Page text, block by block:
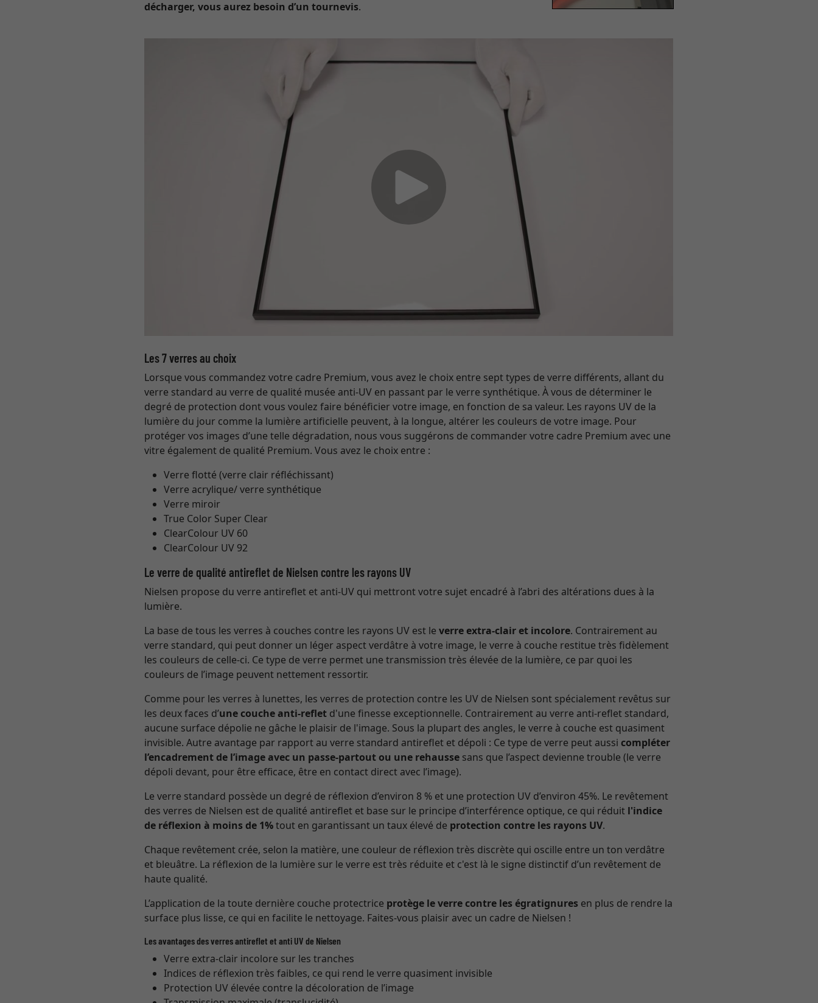
décharger, vous aurez besoin d’un tournevis.
Les 7 verres au choix
Lorsque vous commandez votre cadre Premium, vous avez le choix entre sept types de verre différents, allant du
verre standard au verre de qualité musée anti-UV en passant par le verre synthétique. À vous de déterminer le
degré de protection dont vous voulez faire bénéficier votre image, en fonction de sa valeur. Les rayons UV de la
lumière du jour comme la lumière artificielle peuvent, à la longue, altérer les couleurs de votre image. Pour
protéger vos images d’une telle dégradation, nous vous suggérons de commander votre cadre Premium avec une
vitre également de qualité Premium. Vous avez le choix entre :
Verre flotté (verre clair réfléchissant)
Verre acrylique/ verre synthétique
Verre miroir
True Color Super Clear
ClearColour UV 60
ClearColour UV 92
Le verre de qualité antireflet de Nielsen contre les rayons UV
Nielsen propose du verre antireflet et anti-UV qui mettront votre sujet encadré à l’abri des altérations dues à la
lumière.
La base de tous les verres à couches contre les rayons UV est leverre extra-clair et incolore. Contrairement au
verre standard, qui peut donner un léger aspect verdâtre à votre image, le verre à couche restitue très fidèlement
les couleurs de celle-ci. Ce type de verre permet une transmission très élevée de la lumière, ce par quoi les
couleurs de l’image peuvent nettement ressortir.
Comme pour les verres à lunettes, les verres de protection contre les UV de Nielsen sont spécialement revêtus sur
les deux faces d’une couche anti-reflet d'une finesse exceptionnelle. Contrairement au verre anti-reflet standard,
aucune surface dépolie ne gâche le plaisir de l'image. Sous la plupart des angles, le verre à couche est quasiment
invisible. Autre avantage par rapport au verre standard antireflet et dépoli : Ce type de verre peut aussi compléter
l’encadrement de l’image avec un passe-partout ou une rehausse sans que l’aspect devienne trouble (le verre
dépoli devant, pour être efficace, être en contact direct avec l’image).
Le verre standard possède un degré de réflexion d’environ 8 % et une protection UV d’environ 45%. Le revêtement
des verres de Nielsen est de qualité antireflet et base sur le principe d’interférence optique, ce qui réduit l'indice
de réflexion à moins de 1%tout en garantissant un taux élevé de protection contre les rayons UV.
Chaque revêtement crée, selon la matière, une couleur de réflexion très discrète qui oscille entre un ton verdâtre
et bleuâtre. La réflexion de la lumière sur le verre est très réduite et c'est là le signe distinctif d’un revêtement de
haute qualité.
L’application de la toute dernière couche protectrice protège le verre contre les égratignures en plus de rendre la
surface plus lisse, ce qui en facilite le nettoyage. Faites-vous plaisir avec un cadre de Nielsen !
Les avantages des verres antireflet et anti UV de Nielsen
Verre extra-clair incolore sur les tranches
Indices de réflexion très faibles, ce qui rend le verre quasiment invisible
Protection UV élevée contre la décoloration de l’image